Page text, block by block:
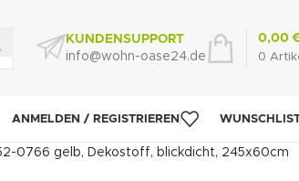
KUNDENSUPPORT
info@wohn-oase24.de
0
0,00
ANMELDEN / REGISTRIEREN
0766 gelb, Dekostoff, blickdicht, 245x60cm